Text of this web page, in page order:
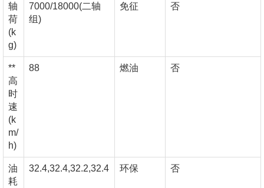
轴
荷
(k
g)
7000/18000(二轴
组)
免征 否
**
高
时
速
(k
m/
h)
88 燃油 否
油
耗
32.4,32.4,32.2,32.4 环保 否